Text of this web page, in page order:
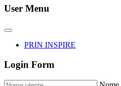
User Menu
PRIN INSPIRE
Login Form